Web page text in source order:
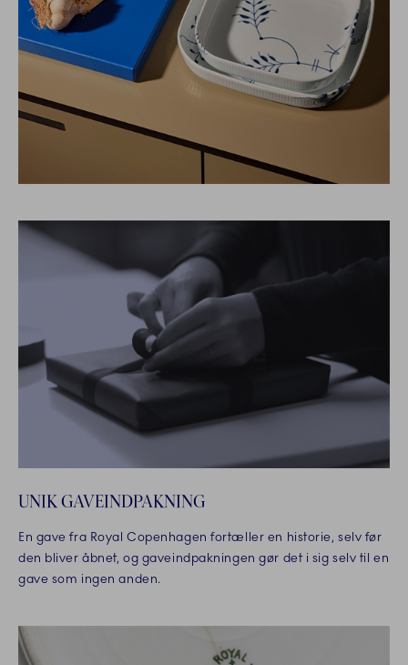
UNIK GAVEINDPAKNING
En gave fra Royal Copenhagen fortæller en historie, selv før
den bliver åbnet, og gaveindpakningen gør det i sig selv til en
gave som ingen anden.